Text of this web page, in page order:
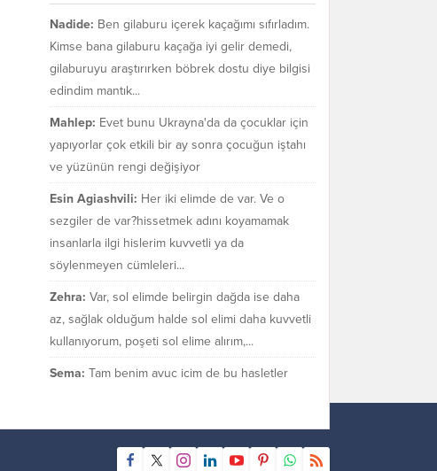
Nadide: Ben gilaburu içerek kaçağımı sıfırladım.
Kimse bana gilaburu kaçağa iyi gelir demedi,
gilaburuyu araştırırken böbrek dostu diye bilgisi
edindim mantık...
Mahlep: Evet bunu Ukrayna'da da çocuklar için
yapıyorlar çok etkili bir ay sonra çocuğun iştahı
ve yüzünün rengi değişiyor
Esin Agiashvili: Her iki elimde de var. Ve o
sezgiler de var?hissetmek adını koyamamak
insanlarla ilgi hislerim kuvvetli ya da
söylenmeyen cümleleri...
Zehra: Var, sol elimde belirgin dağda ise daha
az, sağlak olduğum halde sol elimi daha kuvvetli
kullanıyorum, poşeti sol elime alırım,...
Sema: Tam benim avuç içim de bu hasletler